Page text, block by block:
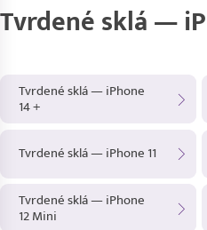
Tvrdené sklá —
Tvrdené sklá — iPhone
14 +
Tvrdené sklá — iPhone 11
Tvrdené sklá — iPhone
12 Mini